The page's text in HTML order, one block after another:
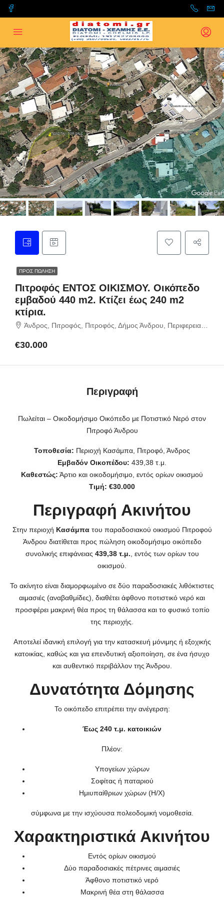
ΠΡΟΣ ΠΏΛΗΣΗ
Πιτροφός ΕΝΤΟΣ ΟΙΚΙΣΜΟΥ. Οικόπεδο
εμβαδού 440 m2. Κτίζει έως 240 m2
κτίρια.
Άνδρος, Πιτροφός, Πιτροφός, Δήμος Άνδρου, Περιφερειακή Ενότητα Άνδρου, Περιφέρεια Νοτίου Αιγαίου, Αποκεντρωμένη Διοίκηση Αιγαίου, 845 00, Ελλάδα
€30.000
Περιγραφή
Πωλείται – Οικοδομήσιμο Οικόπεδο με Ποτιστικό Νερό στον
Πιτροφό Άνδρου
Τοποθεσία: Περιοχή Κασάμπα, Πιτροφό, Άνδρος
Εμβαδόν Οικοπέδου: 439,38 τ.μ.
Καθεστώς: Άρτιο και οικοδομήσιμο, εντός ορίων οικισμού
Τιμή: €30.000
Περιγραφή Ακινήτου
Στην περιοχή Κασάμπατου παραδοσιακού οικισμού Πιτροφού
Άνδρου διατίθεται προς πώληση οικοδομήσιμο οικόπεδο
συνολικής επιφάνειας 439,38 τ.μ. , εντός των ορίων του
οικισμού.
Το ακίνητο είναι διαμορφωμένο σε δύο παραδοσιακές λιθόκτιστες
αιμασιές (αναβαθμίδες), διαθέτει άφθονο ποτιστικό νερό και
προσφέρει μακρινή θέα προς τη θάλασσα και το φυσικό τοπίο
της περιοχής.
Αποτελεί ιδανική επιλογή για την κατασκευή μόνιμης ή εξοχικής
κατοικίας, καθώς και για επενδυτική αξιοποίηση, σε ένα ήσυχο
και αυθεντικό περιβάλλον της Άνδρου.
Δυνατότητα Δόμησης
Το οικόπεδο επιτρέπει την ανέγερση:
Έως 240 τ.μ. κατοικιών
Πλέον:
Υπογείων χώρων
Σοφίτας ή παταριού
Ημιυπαίθριων χώρων (Η/Χ)
σύμφωνα με την ισχύουσα πολεοδομική νομοθεσία.
Χαρακτηριστικά Ακινήτου
Εντός ορίων οικισμού
Δύο παραδοσιακές πέτρινες αιμασιές
Άφθονο ποτιστικό νερό
Μακρινή θέα στη θάλασσα